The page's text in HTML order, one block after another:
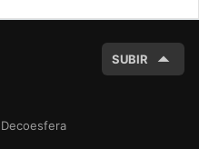
SUBIR
Decoesfera